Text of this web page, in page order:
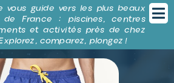
vous guide vers les plus beaux
de France : piscines, centres
et activités près de chez
comparez, plongez !
cookies